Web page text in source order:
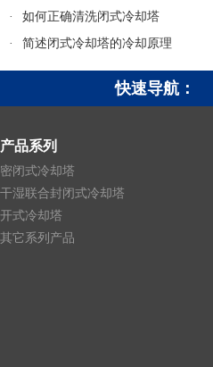
·
如何正确清洗闭式冷却塔
·
简述闭式冷却塔的冷却原理
快速导航：
产品系列
密闭式冷却塔
干湿联合封闭式冷却塔
开式冷却塔
其它系列产品